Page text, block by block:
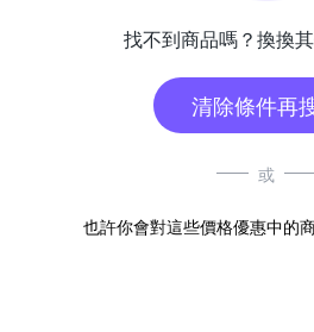
找不到商品嗎？換換
清除條件再
或
也許你會對這些價格優惠中的